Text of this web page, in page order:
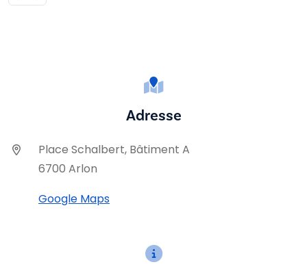
Adresse
Place Schalbert, Bâtiment A
6700 Arlon
Google Maps